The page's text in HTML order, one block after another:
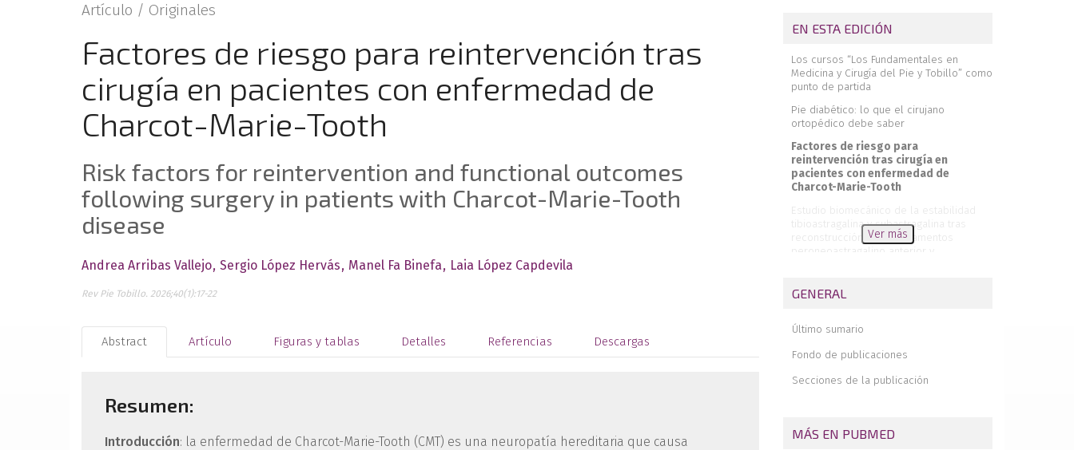
Artículo / Originales
Factores de riesgo para reintervención tras
cirugía en pacientes con enfermedad de
Charcot-Marie-Tooth
Risk factors for reintervention and functional outcomes
following surgery in patients with Charcot-Marie-Tooth
disease
Andrea Arribas Vallejo Sergio López Hervás Manel Fa Binefa Laia López Capdevila
Rev Pie Tobillo. 2026;40(1):17-22
Abstract Artículo Figuras y tablas Detalles Referencias Descargas
Resumen:
Introducción: la enfermedad de Charcot-Marie-Tooth (CMT) es una neuropatía hereditaria que causa
EN ESTA EDICIÓN
Los cursos “Los Fundamentales en
Medicina y Cirugía del Pie y Tobillo” como
punto de partida
Pie diabético: lo que el cirujano
ortopédico debe saber
Factores de riesgo para
reintervención tras cirugía en
pacientes con enfermedad de
Charcot-Marie-Tooth
Estudio biomecánico de la estabilidad
tibioastragalina y subastragalina tras
reconstrucción de los ligamentos
peroneoastragalino anterior y
¿Si te corto los gemelos, te disminuye la
cuchara?
El impacto de la investigación en
bibliométrico de la producción científica
(2014-2023)
Fijación libre de metal de la osteotomía
Memoria de la Beca Paragon de estancia
Ver más
GENERAL
Último sumario
Fondo de publicaciones
Secciones de la publicación
MÁS EN PUBMED